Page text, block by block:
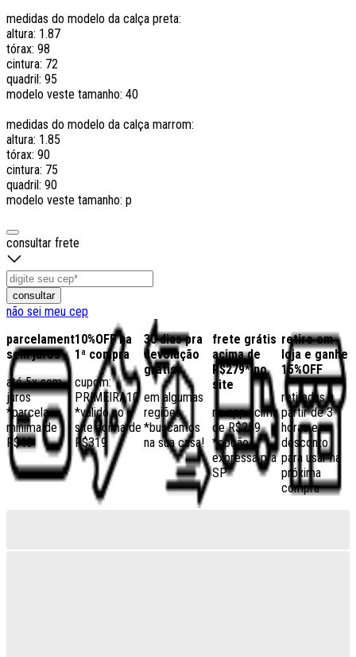
medidas do modelo da calça preta:
altura: 1.87
tórax: 98
cintura: 72
quadril: 95
modelo veste tamanho: 40
medidas do modelo da calça marrom:
altura: 1.85
tórax: 90
cintura: 75
quadril: 90
modelo veste tamanho: p
consultar frete
consultar
não sei meu cep
parcelamento
sem juros
até 5x sem
juros
*parcela
mínima de
R$40
10%OFF na
1ª compra
cupom:
PRIMEIRA10
*válido no
site acima de
R$319
30 dias pra
devolução
grátis
em algumas
regiões,
*buscamos
na sua casa!
frete grátis
acima de
R$279* no
site
no app acima
de R$259
*opção
expressa pra
SP
retire em
loja e ganhe
15%OFF
retiradas a
partir de 3
horas e
desconto
para usar na
próxima
compra